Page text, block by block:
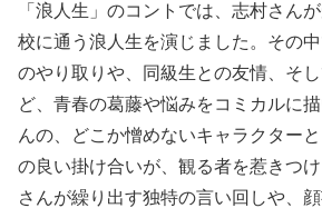
「浪人生」のコントでは、志村さん
校に通う浪人生を演じました。その
のやり取りや、同級生との友情、そ
ど、青春の葛藤や悩みをコミカルに
んの、どこか憎めないキャラクター
の良い掛け合いが、観る者を惹きつ
さんが繰り出す独特の言い回しや、